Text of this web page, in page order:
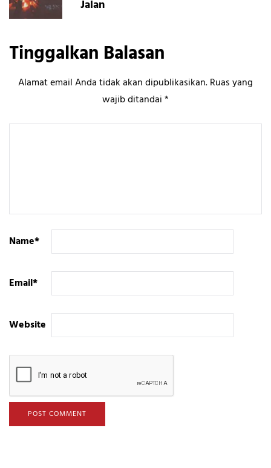
Jalan
Tinggalkan Balasan
Alamat email Anda tidak akan dipublikasikan.Ruas yang
wajib ditandai*
Name*
Email*
Website